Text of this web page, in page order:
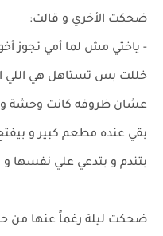
ضحكت الأخري و قالت:
- ياختي مش لما أمي تجوز
خللت بس تستاهل هي اللي
عشان ظروفه كانت وحشة و
بقي عنده مطعم كبير و
بتندم و بتدعي علي نفسها و
ضحكت ليلة رغماً عنها من